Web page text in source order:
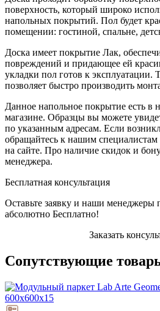
поверхность, который широко
напольных покрытий. Пол будет
помещении: гостиной, спальне,
Доска имеет покрытие Лак,
повреждений и придающее ей
укладки пол готов к
позволяет быстро производить
Данное напольное покрытие есть в
магазине. Образцы вы можете
по указанным адресам. Если
обращайтесь к нашим
на сайте. Про наличие скидок и
менеджера.
Бесплатная консультация
Оставьте заявку и наши менеджеры
абсолютно Бесплатно!
Заказать
Сопутствующие